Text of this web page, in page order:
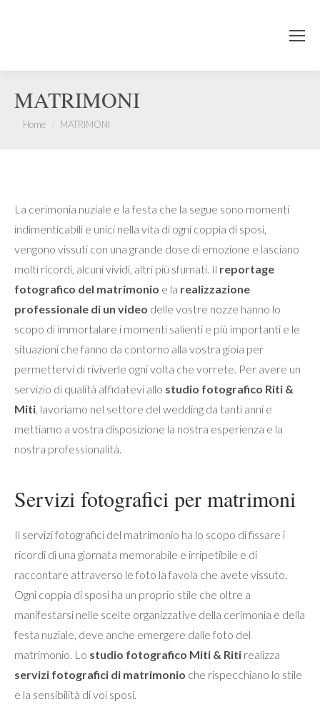
MATRIMONI
You are here:
Home MATRIMONI
La cerimonia nuziale e la festa che la segue sono momenti
indimenticabili e unici nella vita di ogni coppia di sposi,
vengono vissuti con una grande dose di emozione e lasciano
molti ricordi, alcuni vividi, altri più sfumati. Il reportage
fotografico del matrimonio e la realizzazione
professionale di un video delle vostre nozze hanno lo
scopo di immortalare i momenti salienti e più importanti e le
situazioni che fanno da contorno alla vostra gioia per
permettervi di riviverle ogni volta che vorrete. Per avere un
servizio di qualità affidatevi allo studio fotografico Riti &
Miti, lavoriamo nel settore del wedding da tanti anni e
mettiamo a vostra disposizione la nostra esperienza e la
nostra professionalità.
Servizi fotografici per matrimoni
Il servizi fotografici del matrimonio ha lo scopo di fissare i
ricordi di una giornata memorabile e irripetibile e di
raccontare attraverso le foto la favola che avete vissuto.
Ogni coppia di sposi ha un proprio stile che oltre a
manifestarsi nelle scelte organizzative della cerimonia e della
festa nuziale, deve anche emergere dalle foto del
matrimonio. Lo studio fotografico Miti & Riti realizza
servizi fotografici di matrimonio che rispecchiano lo stile
e la sensibilità di voi sposi.